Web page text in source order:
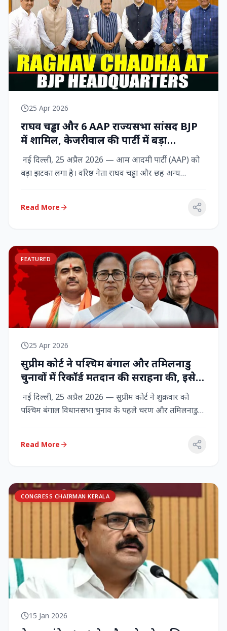
25 Apr 2026
राघव चड्ढा और 6 AAP राज्‍यसभा सांसद BJP
में शामिल, केजरीवाल की पार्टी में बड़ा
राजनीतिक विद्रोह
नई दिल्ली, 25 अप्रैल 2026 — आम आदमी पार्टी (AAP) को
बड़ा झटका लगा है। वरिष्ठ नेता राघव चड्ढा और छह अन्य
Read More
FEATURED
25 Apr 2026
सुप्रीम कोर्ट ने पश्चिम बंगाल और तमिलनाडु
चुनावों में रिकॉर्ड मतदान की सराहना की, इसे
नागरिक शक्ति का प्रदर्शन बताया
नई दिल्ली, 25 अप्रैल 2026 — सुप्रीम कोर्ट ने शुक्रवार को
पश्चिम बंगाल विधानसभा चुनाव के पहले चरण और तमिलनाडु
Read More
CONGRESS CHAIRMAN KERALA
15 Jan 2026